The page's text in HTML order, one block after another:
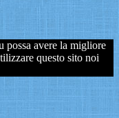
possa avere la migliore
questo sito noi